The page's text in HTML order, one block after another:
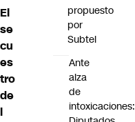
El
se
cu
es
tro
de
l
propuesto
por
Subtel
Ante
alza
de
intoxicaciones: